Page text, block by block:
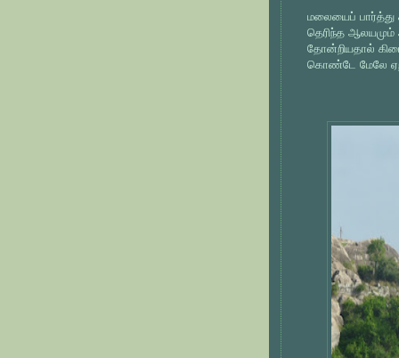
மலையைப்
தெரிந்த ஆலயமும்
தோன்றியதால்
கொண்டே மேலே